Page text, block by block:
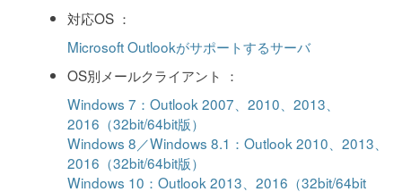
対応OS ：
Microsoft Outlookがサポートするサーバ
OS別メールクライアント ：
Windows 7：Outlook 2007、2010、2013、
2016（32bit/64bit版）
Windows 8／Windows 8.1：Outlook 2010、2013、
2016（32bit/64bit版）
Windows 10：Outlook 2013、2016（32bit/64bit